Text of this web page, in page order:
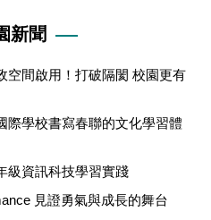
新聞
空間啟用！打破隔閡 校園更有
際學校書寫春聯的文化學習體
級資訊科技學習實踐
見證勇氣與成長的舞台